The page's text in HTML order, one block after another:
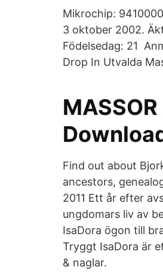
Mikrochip:
3 oktober 2002.
Födelsedag: 21
Drop In Utvalda
Find out about
ancestors,
2011 Ett år efter
ungdomars liv av
IsaDora ögon till
Tryggt IsaDora är
& naglar.